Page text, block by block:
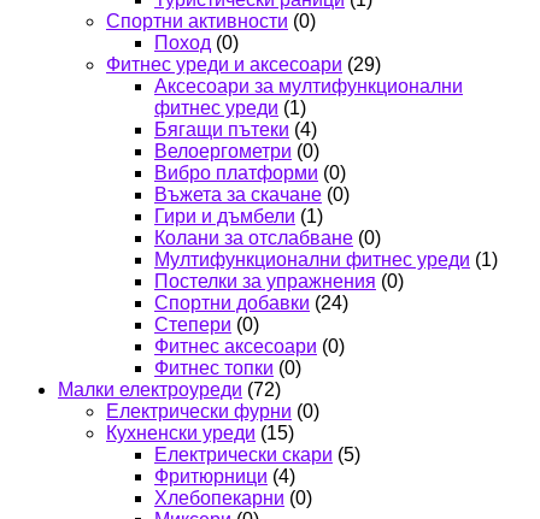
Спортни активности (0)
Поход (0)
Фитнес уреди и аксесоари (29)
Аксесоари за мултифункционални
фитнес уреди (1)
Бягащи пътеки (4)
Велоергометри (0)
Вибро платформи (0)
Въжета за скачане (0)
Гири и дъмбели (1)
Колани за отслабване (0)
Мултифункционални фитнес уреди (1)
Постелки за упражнения (0)
Спортни добавки (24)
Степери (0)
Фитнес аксесоари (0)
Фитнес топки (0)
Малки електроуреди (72)
Електрически фурни (0)
Кухненски уреди (15)
Електрически скари (5)
Фритюрници (4)
Хлебопекарни (0)